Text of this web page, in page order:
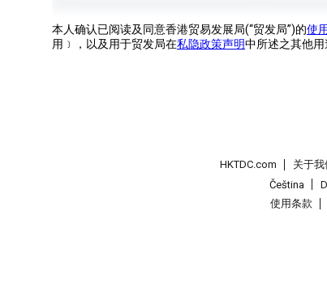
本人确认已阅读及同意香港贸易发展局(“贸发局”)的使
用﹞，以及用于贸发局在私隐政策声明中所述之其他
HKTDC.com 关于我
Čeština
使用条款